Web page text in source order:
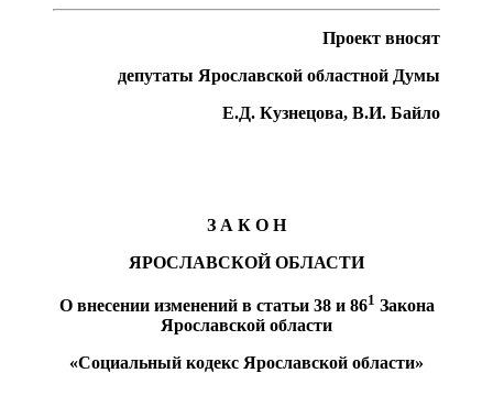
Проект вносят
депутаты Ярославской областной Думы
Е.Д. Кузнецова, В.И. Байло
З А К О Н
ЯРОСЛАВСКОЙ ОБЛАСТИ
О внесении изменений в статьи 38 и 861 Закона
Ярославской области
«Социальный кодекс Ярославской области»